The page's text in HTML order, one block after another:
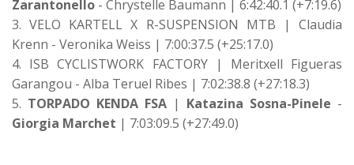
Zarantonello - Chrystelle Baumann | 6:42:40.1 (+7:19.6)
3. VELO KARTELL X R-SUSPENSION MTB | Claudia
Krenn - Veronika Weiss | 7:00:37.5 (+25:17.0)
4. ISB CYCLISTWORK FACTORY | Meritxell Figueras
Garangou - Alba Teruel Ribes | 7:02:38.8 (+27:18.3)
5. TORPADO KENDA FSA | Katazina Sosna-Pinele -
Giorgia Marchet | 7:03:09.5 (+27:49.0)